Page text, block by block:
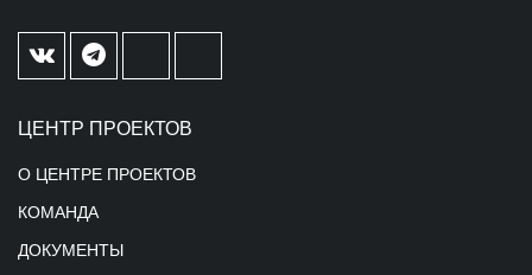
ЦЕНТР ПРОЕКТОВ
О ЦЕНТРЕ ПРОЕКТОВ
КОМАНДА
ДОКУМЕНТЫ